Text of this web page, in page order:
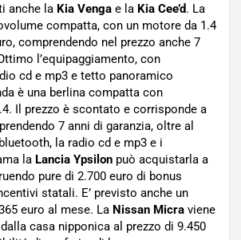
anche la Kia Venga e la Kia Cee’d. La
compatta, con un motore da 1.4
comprendendo nel prezzo anche 7
l’equipaggiamento, con
cd e mp3 e tetto panoramico
è una berlina compatta con
Il prezzo è scontato e corrisponde a
7 anni di garanzia, oltre al
la radio cd e mp3 e i
la Lancia Ypsilon può acquistarla a
pure di 2.700 euro di bonus
statali. E’ previsto anche un
euro al mese. La Nissan Micra viene
casa nipponica al prezzo di 9.450